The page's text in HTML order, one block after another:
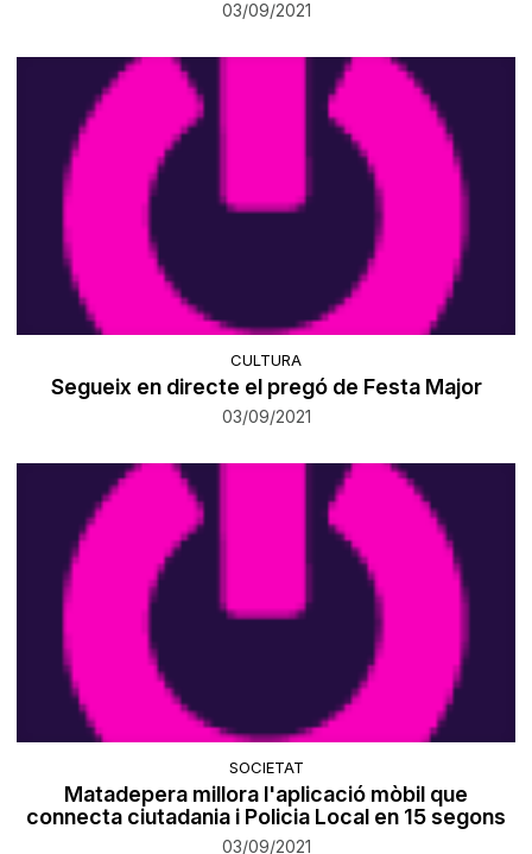
03/09/2021
CULTURA
Segueix en directe el pregó de Festa Major
03/09/2021
SOCIETAT
Matadepera millora l'aplicació mòbil que
connecta ciutadania i Policia Local en 15 segons
03/09/2021